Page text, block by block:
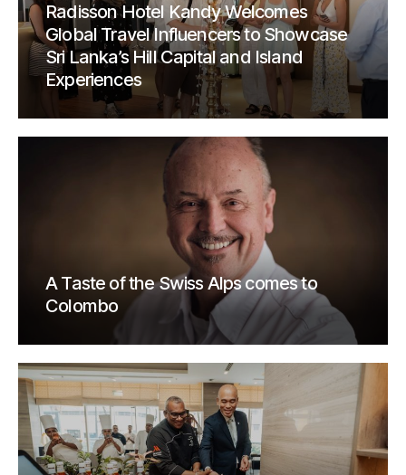
Radisson Hotel Kandy Welcomes
Global Travel Influencers to Showcase
Sri Lanka’s Hill Capital and Island
Experiences
A Taste of the Swiss Alps comes to
Colombo